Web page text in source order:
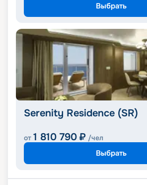
Выбрать
Serenity Residence (SR)
от 1 810 790 ₽ /чел
Выбрать